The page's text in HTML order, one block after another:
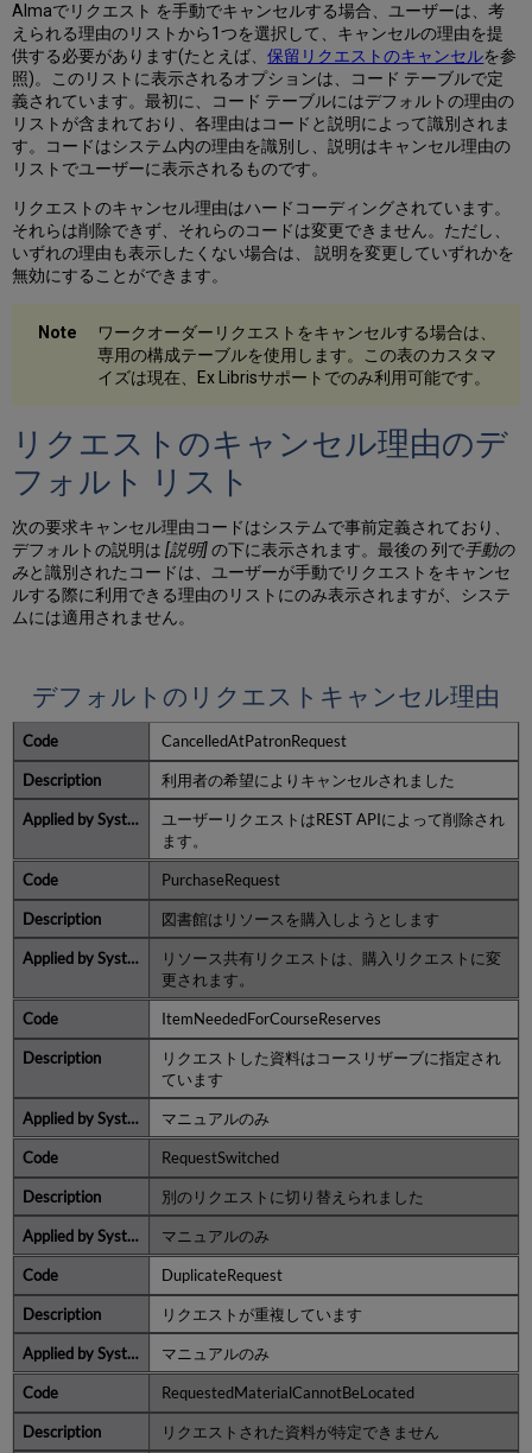
ト
キ
ャ
ン
セ
ル
理
由
リ
ス
ト
の
Almaでリクエスト を手動でキャンセルする場合、ユーザーは、考
えられる理由のリストから1つを選択して、キャンセルの理由を提
供する必要があります(たとえば、保留リクエストのキャンセルを参
照)。
このリストに表示されるオプションは、コード テーブルで定
義されています。最初に、コード テーブルにはデフォルトの理由の
リストが含まれており、各理由はコードと説明によって識別されま
す。コードはシステム内の理由を識別し、説明はキャンセル理由の
リストでユーザーに表示されるものです。
リクエストのキャンセル理由はハードコーディングされています。
それらは削除できず、それらのコードは変更できません。ただし、
いずれの理由も表示したくない場合は、 説明を変更していずれかを
無効にすることができます。
ワークオーダーリクエストをキャンセルする場合は、
専用の構成テーブルを使用します。この表のカスタマ
イズは現在、Ex Librisサポートでのみ利用可能です。
リクエストのキャンセル理由のデ
フォルト リスト
次の要求キャンセル理由コードはシステムで事前定義されており、
デフォルトの説明は[説明]の下に表示されます。最後の 列で手動の
みと識別されたコードは、ユーザーが手動でリクエストをキャンセ
ルする際に利用できる理由のリストにのみ表示されますが、システ
ムには適用されません。
デフォルトのリクエストキャンセル理由
CancelledAtPatronRequest
利用者の希望によりキャンセルされました
ユーザーリクエストはREST APIによって削除され
ます。
PurchaseRequest
図書館はリソースを購入しようとします
リソース共有リクエストは、購入リクエストに変
更されます。
ItemNeededForCourseReserves
リクエストした資料はコースリザーブに指定され
ています
マニュアルのみ
RequestSwitched
別のリクエストに切り替えられました
マニュアルのみ
DuplicateRequest
リクエストが重複しています
マニュアルのみ
RequestedMaterialCannotBeLocated
リクエストされた資料が特定できません